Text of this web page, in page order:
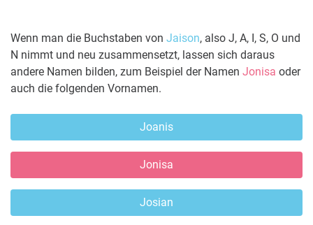
Wenn man die Buchstaben von Jaison, also J, A, I, S, O und
N nimmt und neu zusammensetzt, lassen sich daraus
andere Namen bilden, zum Beispiel der Namen Jonisa oder
auch die folgenden Vornamen.
Joanis
Jonisa
Josian